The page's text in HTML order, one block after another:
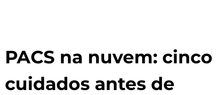
PACS na nuvem: cinco
cuidados antes de